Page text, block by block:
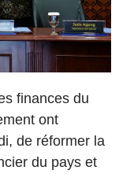
finances du
ont
de réformer la
du pays et